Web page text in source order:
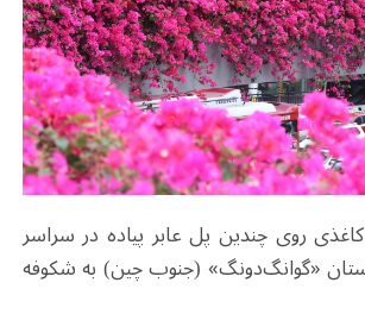
روی چندین پل عابر پیاده در سراسر
«گوانگ‌دونگ» (جنوب چین) به شکوفه